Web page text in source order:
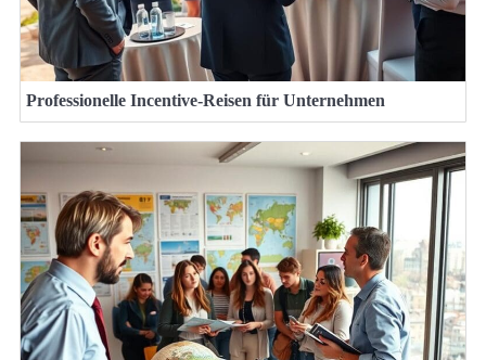
Professionelle Incentive-Reisen für Unternehmen